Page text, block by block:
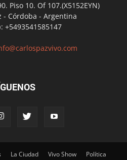
Piso 10. Of 107.(X5152EYN)
- Córdoba - Argentina
+5493541585147
La Ciudad Vivo Show Política